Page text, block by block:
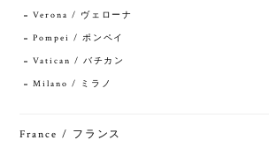
Verona / ヴェローナ
Pompei / ポンペイ
Vatican / バチカン
Milano / ミラノ
France / フランス